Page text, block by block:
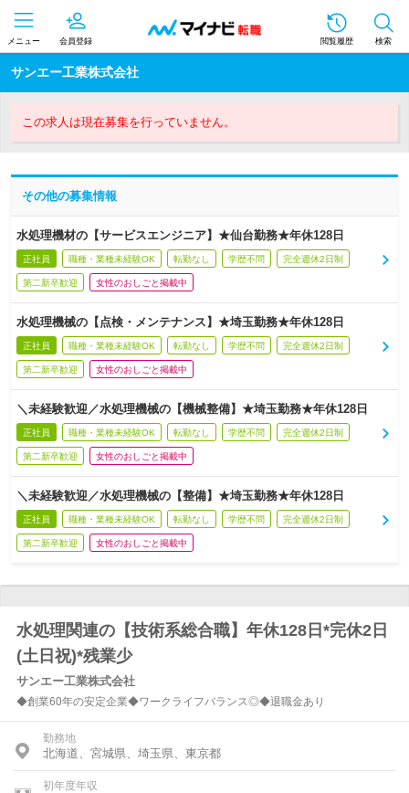
メニュー 会員登録 閲覧履歴 検索
サンエー工業株式会社
この求人は現在募集を行っていません。
その他の募集情報
水処理機材の【サービスエンジニア】★仙台勤務★年休128日
正社員 職種・業種未経験OK 転勤なし 学歴不問 完全週休2日制
第二新卒歓迎 女性のおしごと掲載中
水処理機械の【点検・メンテナンス】★埼玉勤務★年休128日
正社員 職種・業種未経験OK 転勤なし 学歴不問 完全週休2日制
第二新卒歓迎 女性のおしごと掲載中
＼未経験歓迎／水処理機械の【機械整備】★埼玉勤務★年休128日
正社員 職種・業種未経験OK 転勤なし 学歴不問 完全週休2日制
第二新卒歓迎 女性のおしごと掲載中
＼未経験歓迎／水処理機械の【整備】★埼玉勤務★年休128日
正社員 職種・業種未経験OK 転勤なし 学歴不問 完全週休2日制
第二新卒歓迎 女性のおしごと掲載中
水処理関連の【技術系総合職】年休128日*完休2日
(土日祝)*残業少
サンエー工業株式会社
◆創業60年の安定企業◆ワークライフバランス◎◆退職金あり
勤務地
北海道、宮城県、埼玉県、東京都
初年度年収